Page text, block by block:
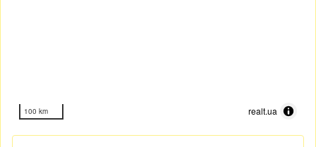
100 km realt.ua